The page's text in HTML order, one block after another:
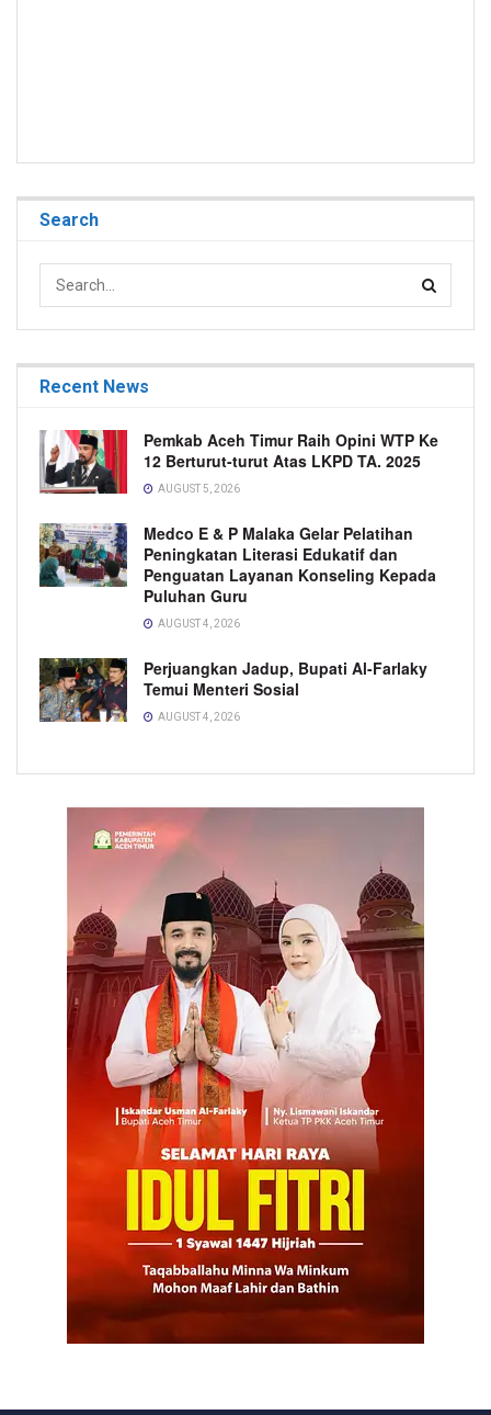
Search
Recent News
Pemkab Aceh Timur Raih Opini WTP Ke
12 Berturut-turut Atas LKPD TA. 2025
AUGUST 5, 2026
Medco E & P Malaka Gelar Pelatihan
Peningkatan Literasi Edukatif dan
Penguatan Layanan Konseling Kepada
Puluhan Guru
AUGUST 4, 2026
Perjuangkan Jadup, Bupati Al-Farlaky
Temui Menteri Sosial
AUGUST 4, 2026